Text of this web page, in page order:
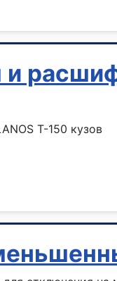
и
Т-150 кузов